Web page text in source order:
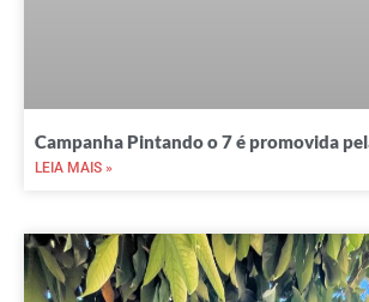
Campanha Pintando o 7 é promovida
LEIA MAIS »